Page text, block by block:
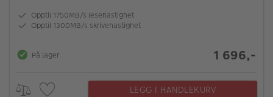
Opptil 1750MB/s lesehastighet
Opptil 1300MB/s skrivehastighet
På lager 1 696,-
LEGG I HANDLEKURV